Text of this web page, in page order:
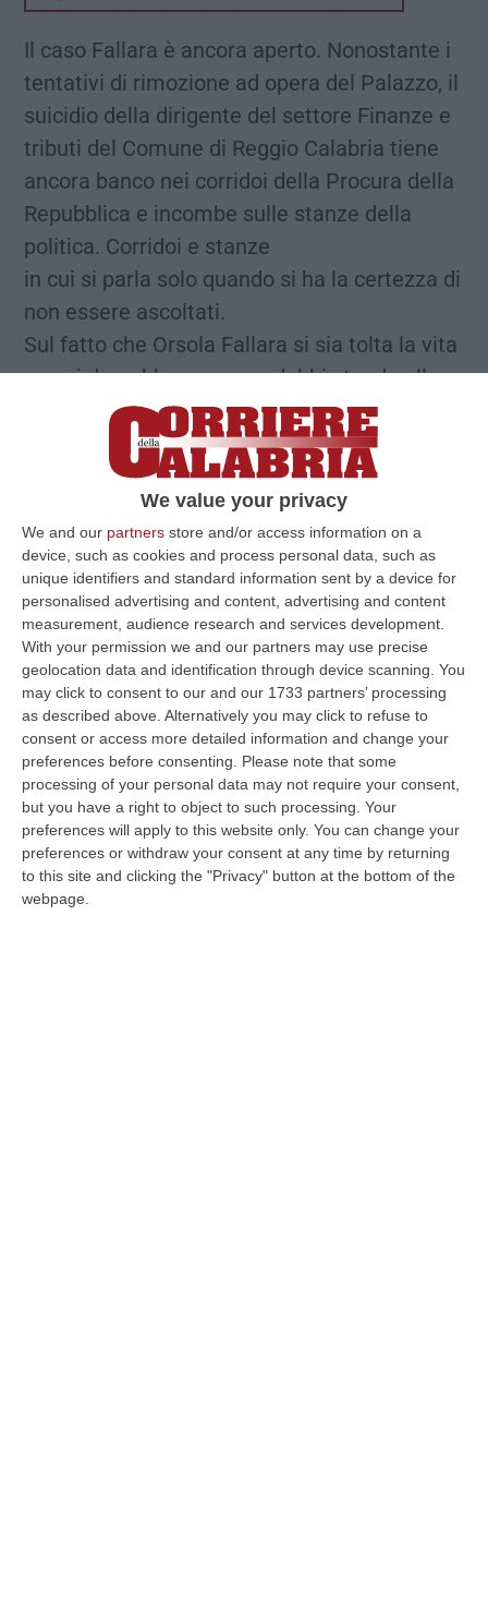
We value your privacy
We and our partners store and/or access information on a
device, such as cookies and process personal data, such as
unique identifiers and standard information sent by a device for
personalised advertising and content, advertising and content
measurement, audience research and services development.
With your permission we and our partners may use precise
geolocation data and identification through device scanning. You
may click to consent to our and our 1733 partners’ processing
as described above. Alternatively you may click to refuse to
consent or access more detailed information and change your
preferences before consenting.
Please note that some
processing of your personal data may not require your consent,
but you have a right to object to such processing. Your
preferences will apply to this website only. You can change your
preferences or withdraw your consent at any time by returning
to this site and clicking the "Privacy" button at the bottom of the
webpage.
Il caso Fallara è ancora aperto. Nonostante i
tentativi di rimozione ad opera del Palazzo, il
suicidio della dirigente del settore Finanze e
tributi del Comune di Reggio Calabria tiene
ancora banco nei corridoi della Procura della
Repubblica e incombe sulle stanze della
politica. Corridoi e stanze
in cui si parla solo quando si ha la certezza di
non essere ascoltati.
Sul fatto che Orsola Fallara si sia tolta la vita
non ci dovrebbero essere dubbi stando alla
richiesta di archiviazione avanzata al gip dai
magistrati titolari dell’inchiesta sulla sua
morte. Ma che la dirigente possa essere
stata indotta, anche indirettamente, al
suicidio è un altro discorso.
Resta un alone di mistero dai contorni torbidi.
A partire dalla conferenza stampa, tenuta
dalla Fallara poche ore prima di ingerire
l’acido muriatico, durante la quale ha chiesto
scusa all’ex sindaco Scopelliti che l’aveva
appena scaricata addossandole, di fatto,
tutta la responsabilità della gestione “allegra”
delle casse comunali.
Finita la conferenza stampa, la Fallara trova
forzata la sua auto da cui mancano alcuni
documenti e un cellulare. Cosa contenevano